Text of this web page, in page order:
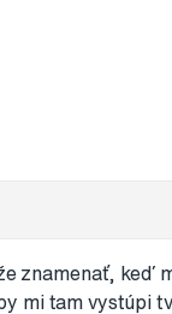
znamenať, keď
mi tam vystúpi